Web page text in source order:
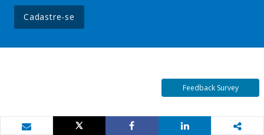
Cadastre-se
Feedback Survey